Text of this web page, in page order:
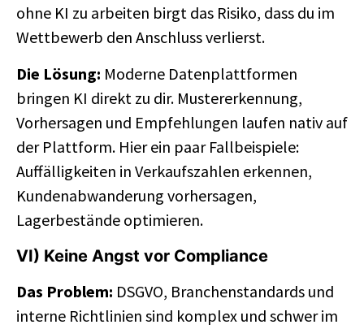
ohne KI zu arbeiten birgt das Risiko, dass du im
Wettbewerb den Anschluss verlierst.
Die Lösung: Moderne Datenplattformen
bringen KI direkt zu dir. Mustererkennung,
Vorhersagen und Empfehlungen laufen nativ auf
der Plattform. Hier ein paar Fallbeispiele:
Auffälligkeiten in Verkaufszahlen erkennen,
Kundenabwanderung vorhersagen,
Lagerbestände optimieren.
VI) Keine Angst vor Compliance
Das Problem: DSGVO, Branchenstandards und
interne Richtlinien sind komplex und schwer im